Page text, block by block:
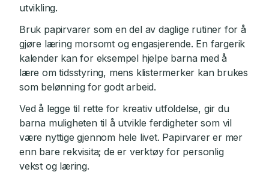
utvikling.
Bruk papirvarer som en del av daglige rutiner for å
gjøre læring morsomt og engasjerende. En fargerik
kalender kan for eksempel hjelpe barna med å
lære om tidsstyring, mens klistermerker kan brukes
som belønning for godt arbeid.
Ved å legge til rette for kreativ utfoldelse, gir du
barna muligheten til å utvikle ferdigheter som vil
være nyttige gjennom hele livet. Papirvarer er mer
enn bare rekvisita; de er verktøy for personlig
vekst og læring.